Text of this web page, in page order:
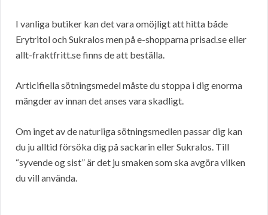
I vanliga butiker kan det vara omöjligt att hitta både
Erytritol och Sukralos men på e-shopparna prisad.se eller
allt-fraktfritt.se finns de att beställa.
Articifiella sötningsmedel måste du stoppa i dig enorma
mängder av innan det anses vara skadligt.
Om inget av de naturliga sötningsmedlen passar dig kan
du ju alltid försöka dig på sackarin eller Sukralos. Till
“syvende og sist” är det ju smaken som ska avgöra vilken
du vill använda.